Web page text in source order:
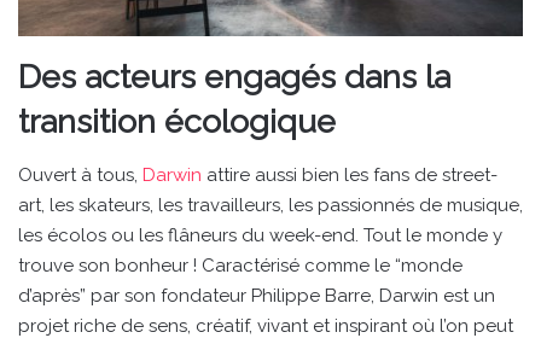
Des acteurs engagés dans la
transition écologique
Ouvert à tous, Darwin attire aussi bien les fans de street-
art, les skateurs, les travailleurs, les passionnés de musique,
les écolos ou les flâneurs du week-end. Tout le monde y
trouve son bonheur ! Caractérisé comme le “monde
d’après” par son fondateur Philippe Barre, Darwin est un
projet riche de sens, créatif, vivant et inspirant où l’on peut